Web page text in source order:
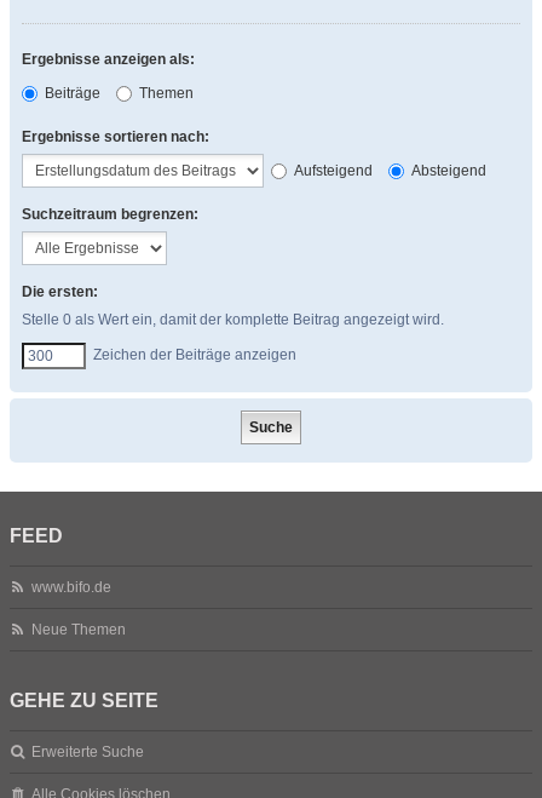
Ergebnisse anzeigen als:
Beiträge
Themen
Ergebnisse sortieren nach:
Aufsteigend
Absteigend
Suchzeitraum begrenzen:
Die ersten:
Stelle 0 als Wert ein, damit der komplette Beitrag angezeigt wird.
Zeichen der Beiträge anzeigen
FEED
www.bifo.de
Neue Themen
GEHE ZU SEITE
Erweiterte Suche
Alle Cookies löschen